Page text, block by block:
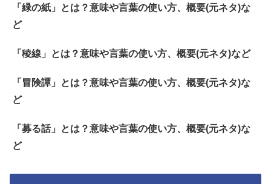
「緑の紙」とは？意味や言葉の使い方、概要(元ネタ)な
ど
「稜線」とは？意味や言葉の使い方、概要(元ネタ)など
「冒険譚」とは？意味や言葉の使い方、概要(元ネタ)な
ど
「募る話」とは？意味や言葉の使い方、概要(元ネタ)な
ど